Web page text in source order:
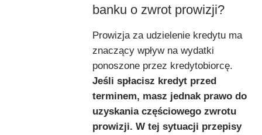
banku o zwrot prowizji?
Prowizja za udzielenie kredytu ma
znaczący wpływ na wydatki
ponoszone przez kredytobiorcę.
Jeśli spłacisz kredyt przed
terminem, masz jednak prawo do
uzyskania częściowego zwrotu
prowizji. W tej sytuacji przepisy